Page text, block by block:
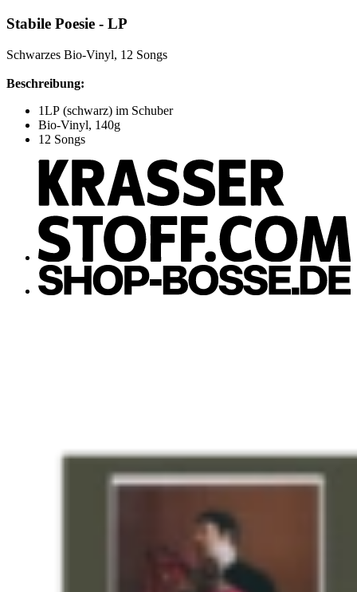
Stabile Poesie - LP
Schwarzes Bio-Vinyl, 12 Songs
Beschreibung:
1LP (schwarz) im Schuber
Bio-Vinyl, 140g
12 Songs